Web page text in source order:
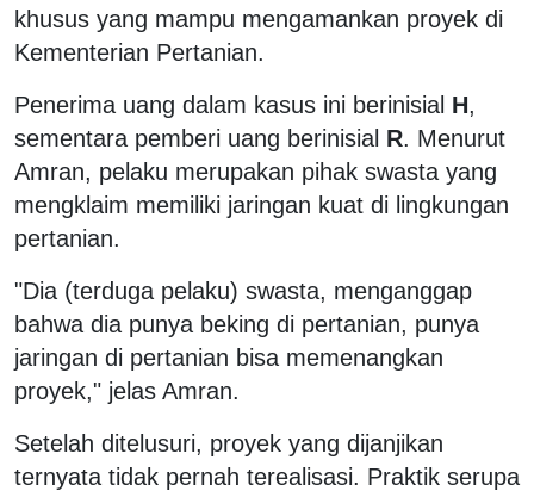
khusus yang mampu mengamankan proyek di
Kementerian Pertanian.
Penerima uang dalam kasus ini berinisial H,
sementara pemberi uang berinisial R. Menurut
Amran, pelaku merupakan pihak swasta yang
mengklaim memiliki jaringan kuat di lingkungan
pertanian.
"Dia (terduga pelaku) swasta, menganggap
bahwa dia punya beking di pertanian, punya
jaringan di pertanian bisa memenangkan
proyek," jelas Amran.
Setelah ditelusuri, proyek yang dijanjikan
ternyata tidak pernah terealisasi. Praktik serupa